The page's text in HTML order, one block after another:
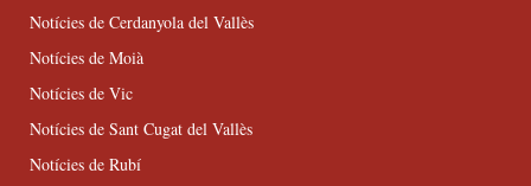
Notícies de Cerdanyola del Vallès
Notícies de Moià
Notícies de Vic
Notícies de Sant Cugat del Vallès
Notícies de Rubí